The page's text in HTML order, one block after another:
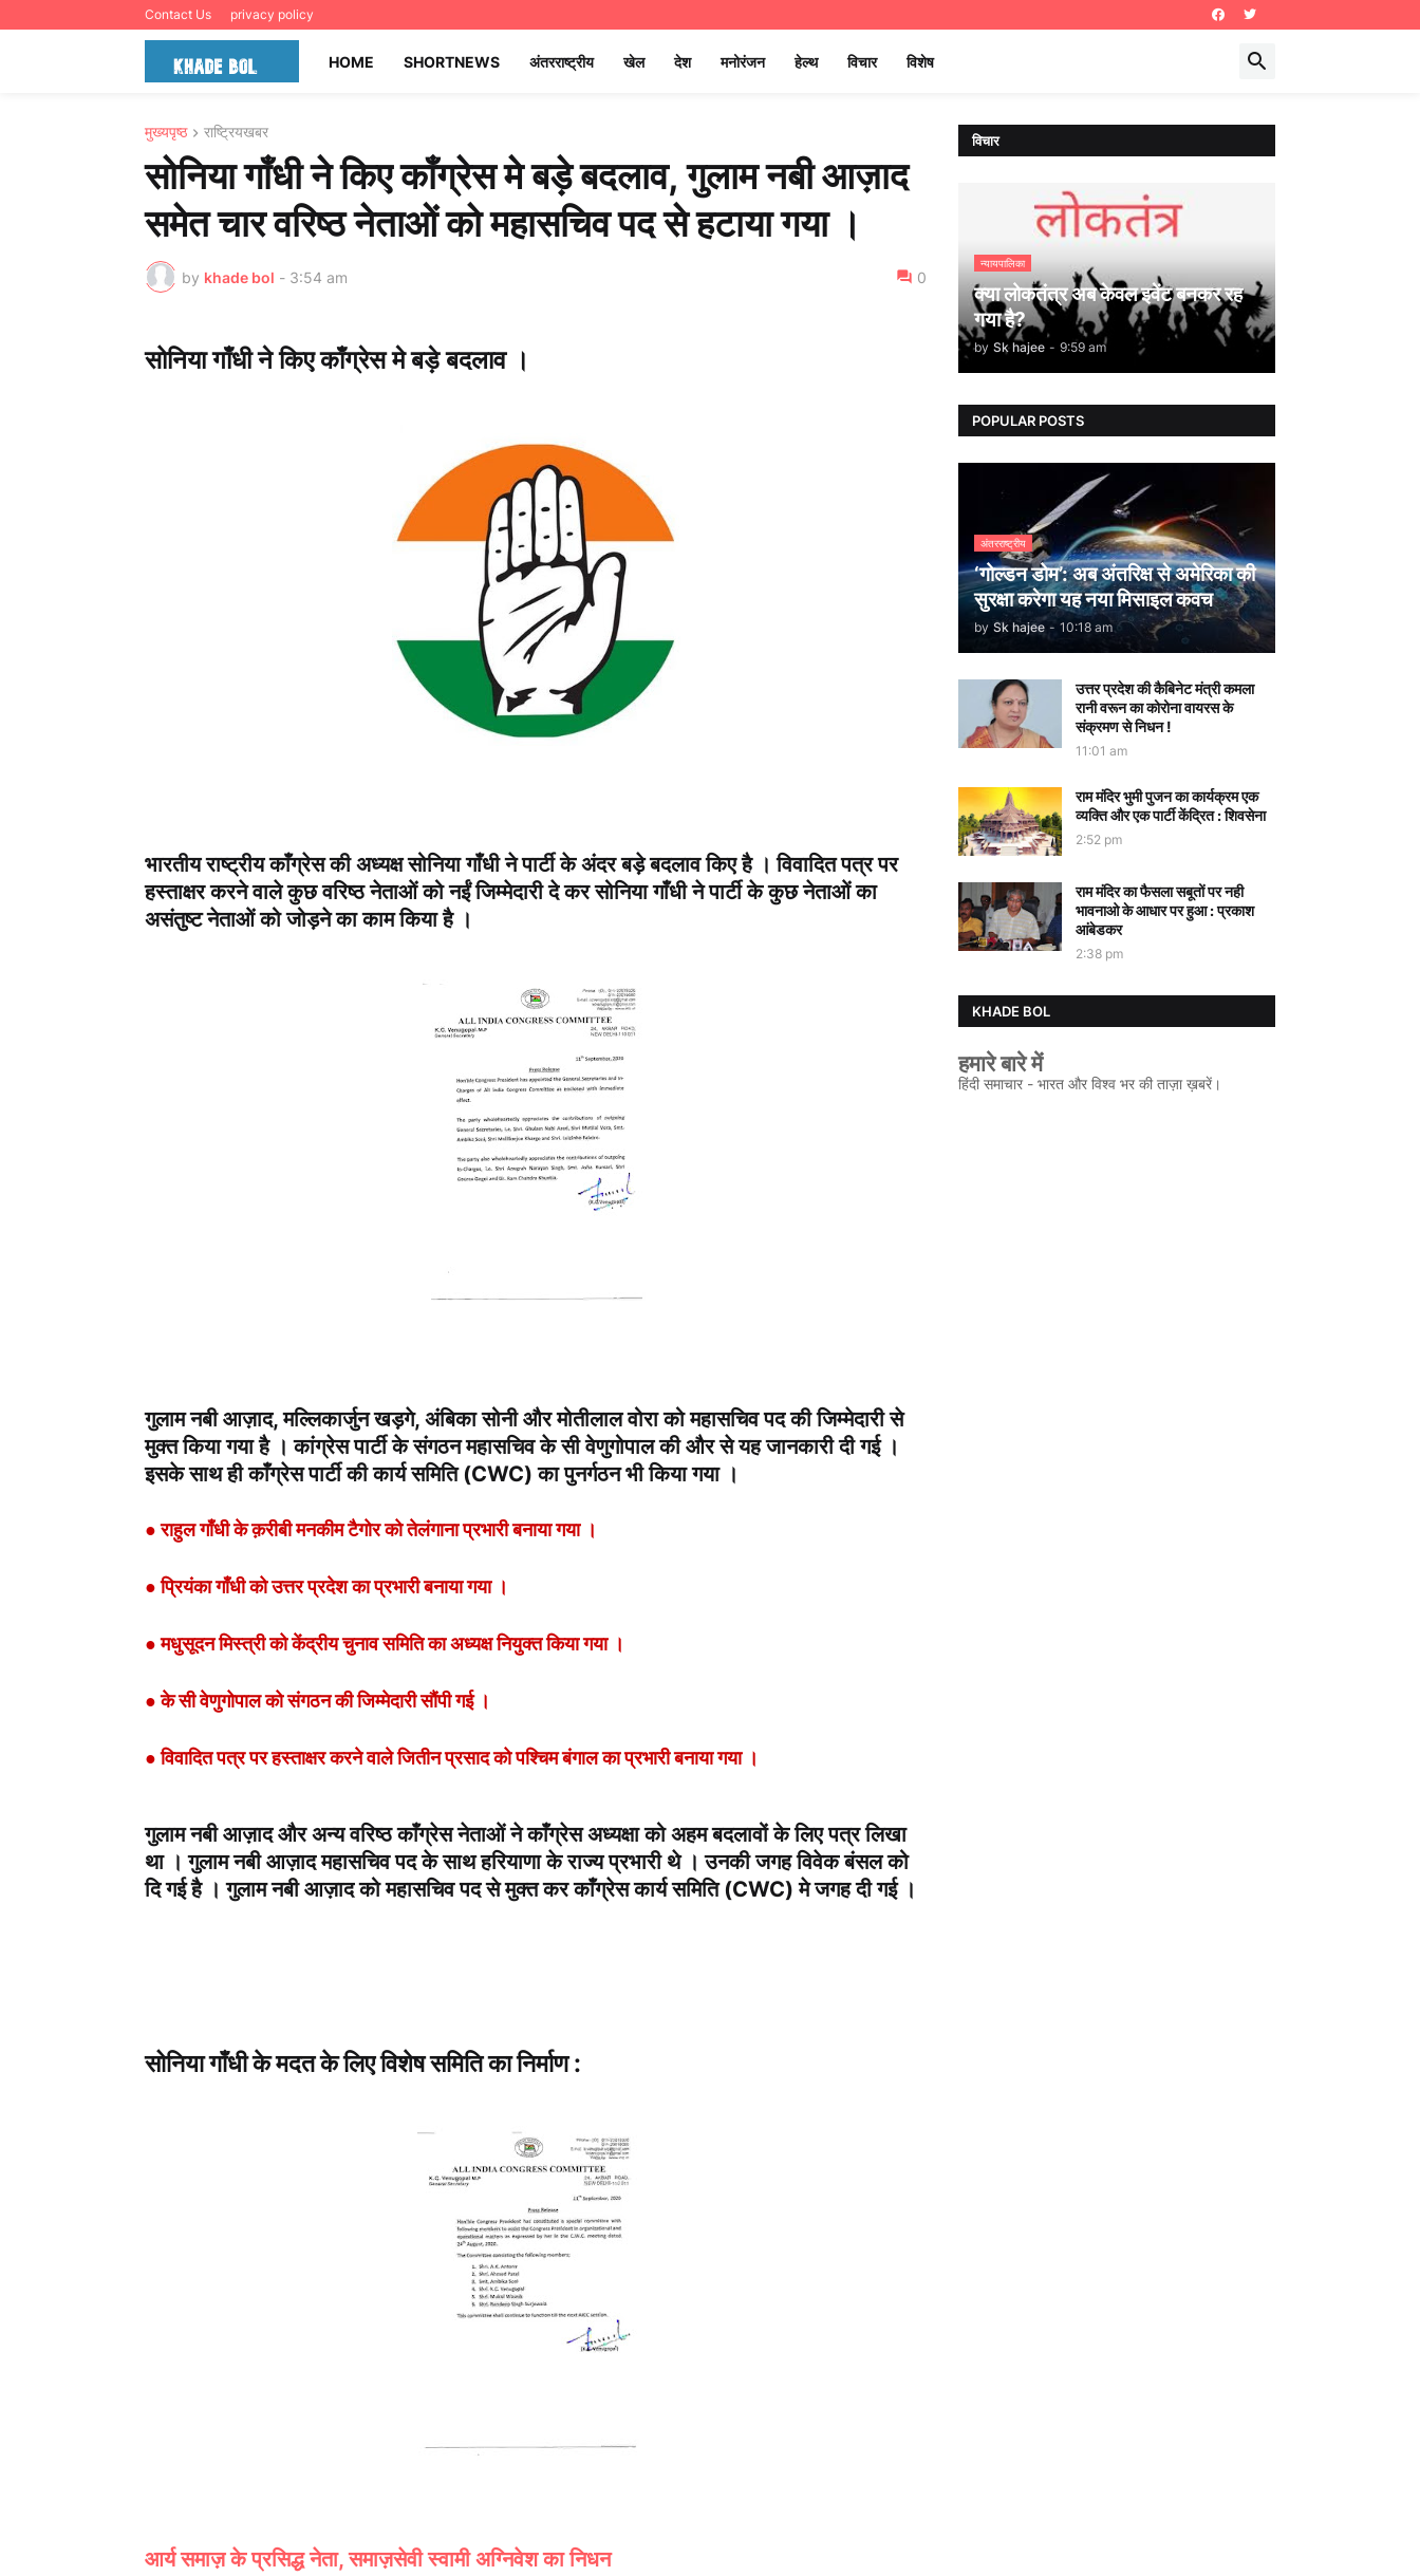
Contact Us privacy policy
HOME SHORTNEWS अंतरराष्ट्रीय खेल देश मनोरंजन हेल्थ विचार विशेष
मुख्यपृष्ठ राष्ट्रियखबर
सोनिया गाँधी ने किए काँग्रेस मे बड़े बदलाव, गुलाम नबी आज़ाद
समेत चार वरिष्ठ नेताओं को महासचिव पद से हटाया गया ।
by khade bol - 3:54 am 0
सोनिया गाँधी ने किए काँग्रेस मे बड़े बदलाव ।
भारतीय राष्ट्रीय काँग्रेस की अध्यक्ष सोनिया गाँधी ने पार्टी के अंदर बड़े बदलाव किए है । विवादित पत्र पर
हस्ताक्षर करने वाले कुछ वरिष्ठ नेताओं को नईं जिम्मेदारी दे कर सोनिया गाँधी ने पार्टी के कुछ नेताओं का
असंतुष्ट नेताओं को जोड़ने का काम किया है ।
गुलाम नबी आज़ाद, मल्लिकार्जुन खड़गे, अंबिका सोनी और मोतीलाल वोरा को महासचिव पद की जिम्मेदारी से
मुक्त किया गया है । कांग्रेस पार्टी के संगठन महासचिव के सी वेणुगोपाल की और से यह जानकारी दी गई ।
इसके साथ ही काँग्रेस पार्टी की कार्य समिति (CWC) का पुनर्गठन भी किया गया ।
● राहुल गाँधी के क़रीबी मनकीम टैगोर को तेलंगाना प्रभारी बनाया गया ।
● प्रियंका गाँधी को उत्तर प्रदेश का प्रभारी बनाया गया ।
● मधुसूदन मिस्त्री को केंद्रीय चुनाव समिति का अध्यक्ष नियुक्त किया गया ।
● के सी वेणुगोपाल को संगठन की जिम्मेदारी सौंपी गई ।
● विवादित पत्र पर हस्ताक्षर करने वाले जितीन प्रसाद को पश्चिम बंगाल का प्रभारी बनाया गया ।
गुलाम नबी आज़ाद और अन्य वरिष्ठ काँग्रेस नेताओं ने काँग्रेस अध्यक्षा को अहम बदलावों के लिए पत्र लिखा
था । गुलाम नबी आज़ाद महासचिव पद के साथ हरियाणा के राज्य प्रभारी थे । उनकी जगह विवेक बंसल को
दि गई है । गुलाम नबी आज़ाद को महासचिव पद से मुक्त कर काँग्रेस कार्य समिति (CWC) मे जगह दी गई ।
सोनिया गाँधी के मदत के लिए विशेष समिति का निर्माण :
आर्य समाज़ के प्रसिद्ध नेता, समाज़सेवी स्वामी अग्निवेश का निधन
विचार
न्यायपालिका
क्या लोकतंत्र अब केवल इवेंट बनकर रह
गया है?
by Sk hajee - 9:59 am
POPULAR POSTS
अंतरराष्ट्रीय
‘गोल्डन डोम’: अब अंतरिक्ष से अमेरिका की
सुरक्षा करेगा यह नया मिसाइल कवच
by Sk hajee - 10:18 am
उत्तर प्रदेश की कैबिनेट मंत्री कमला
रानी वरून का कोरोना वायरस के
संक्रमण से निधन !
11:01 am
राम मंदिर भुमी पुजन का कार्यक्रम एक
व्यक्ति और एक पार्टी केंद्रित : शिवसेना
2:52 pm
राम मंदिर का फैसला सबूतों पर नही
भावनाओ के आधार पर हुआ : प्रकाश
आंबेडकर
2:38 pm
KHADE BOL
हमारे बारे में
हिंदी समाचार - भारत और विश्व भर की ताज़ा ख़बरें।